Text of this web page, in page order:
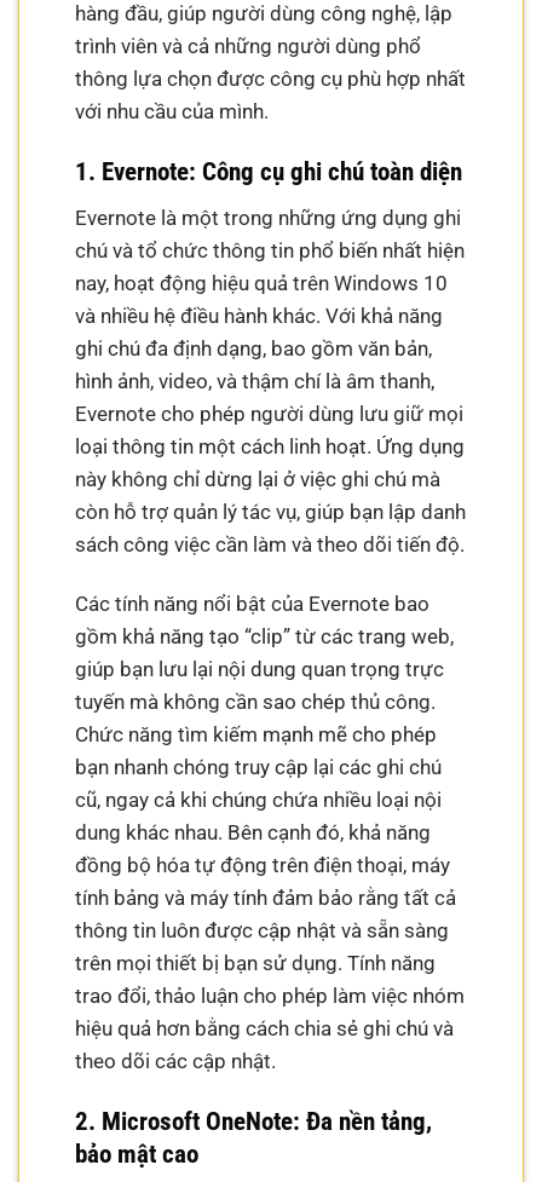
hàng đầu, giúp người dùng công nghệ, lập
trình viên và cả những người dùng phổ
thông lựa chọn được công cụ phù hợp nhất
với nhu cầu của mình.
1. Evernote: Công cụ ghi chú toàn diện
Evernote là một trong những ứng dụng ghi
chú và tổ chức thông tin phổ biến nhất hiện
nay, hoạt động hiệu quả trên Windows 10
và nhiều hệ điều hành khác. Với khả năng
ghi chú đa định dạng, bao gồm văn bản,
hình ảnh, video, và thậm chí là âm thanh,
Evernote cho phép người dùng lưu giữ mọi
loại thông tin một cách linh hoạt. Ứng dụng
này không chỉ dừng lại ở việc ghi chú mà
còn hỗ trợ quản lý tác vụ, giúp bạn lập danh
sách công việc cần làm và theo dõi tiến độ.
Các tính năng nổi bật của Evernote bao
gồm khả năng tạo “clip” từ các trang web,
giúp bạn lưu lại nội dung quan trọng trực
tuyến mà không cần sao chép thủ công.
Chức năng tìm kiếm mạnh mẽ cho phép
bạn nhanh chóng truy cập lại các ghi chú
cũ, ngay cả khi chúng chứa nhiều loại nội
dung khác nhau. Bên cạnh đó, khả năng
đồng bộ hóa tự động trên điện thoại, máy
tính bảng và máy tính đảm bảo rằng tất cả
thông tin luôn được cập nhật và sẵn sàng
trên mọi thiết bị bạn sử dụng. Tính năng
trao đổi, thảo luận cho phép làm việc nhóm
hiệu quả hơn bằng cách chia sẻ ghi chú và
theo dõi các cập nhật.
2. Microsoft OneNote: Đa nền tảng,
bảo mật cao